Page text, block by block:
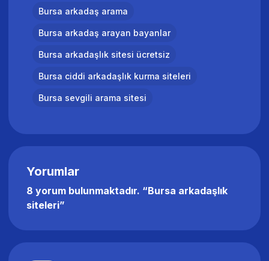
Bursa arkadaş arama
Bursa arkadaş arayan bayanlar
Bursa arkadaşlık sitesi ücretsiz
Bursa ciddi arkadaşlık kurma siteleri
Bursa sevgili arama sitesi
Yorumlar
8 yorum bulunmaktadır. “Bursa arkadaşlık
siteleri”